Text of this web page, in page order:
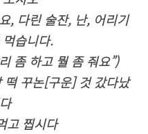
, 다린 술잔, 난, 어리기
습니다.
좀 하고 뭘 좀 줘요”)
꾸논[구운] 것 갔다났
고 찝시다